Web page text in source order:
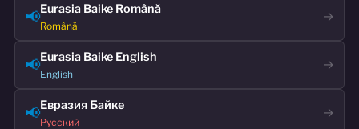
📢Eurasia Baike Română
Română
→
📢Eurasia Baike English
English
→
📢Евразия Байке
Русский
→